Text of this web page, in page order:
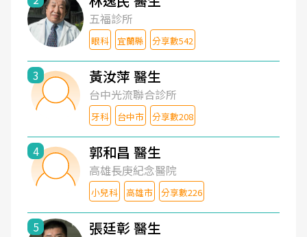
五福診所
眼科 宜蘭縣 分享數542
3 黃汝萍 醫生
台中光流聯合診所
牙科 台中市 分享數208
4 郭和昌 醫生
高雄長庚紀念醫院
小兒科 高雄市 分享數226
5 張廷彰 醫生